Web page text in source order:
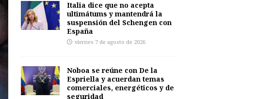
Italia dice que no acepta
ultimátums y mantendrá la
suspensión del Schengen con
España
viernes 7 de agosto de 2026
Noboa se reúne con De la
Espriella y acuerdan temas
comerciales, energéticos y de
seguridad